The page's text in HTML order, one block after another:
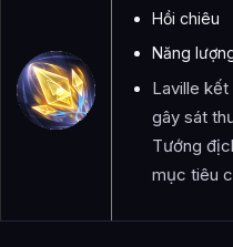
Hồi chiêu
Năng
Laville
gây sát
Tướng
mục tiêu